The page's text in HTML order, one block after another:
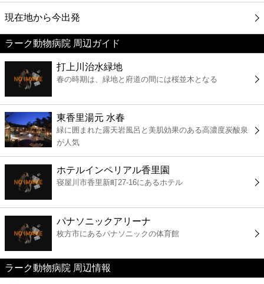
映画
美容
コンビニ
薬局
スーパー
エンタメ
レジャー
書店
ファミレス
現在地から今出発
ラーク動物病院 周辺ガイド
打上川治水緑地
春の時期は、緑地と府道の間には桜並木となる
東香里湯元 水春
緑に囲まれた露天岩風呂と美肌効果のある高濃度炭酸泉
が人気
ホテルインペリアル香里園
寝屋川市香里新町27-16にあるホテル
パナソニックアリーナ
枚方市にあるパナソニックの体育館
ラーク動物病院 周辺情報